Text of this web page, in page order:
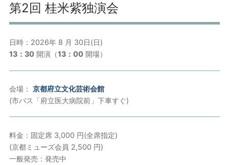
プ
第2回 桂米紫独演会
日時：2026年 8 月 30日(日)
13：30 開演（13：00 開場）
会場： 京都府立文化芸術会館
(市バス「府立医大病院前」下車すぐ)
料金：固定席 3,000 円(全席指定)
(京都ミューズ会員 2,500 円)
一般発売：発売中